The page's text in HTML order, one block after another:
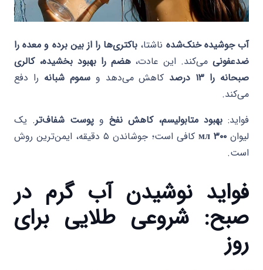
آب جوشیده خنک‌شده ناشتا، باکتری‌ها را از بین برده و معده را
ضدعفونی می‌کند. این عادت،هضم را بهبود بخشیده، کالری
صبحانه را ۱۳ درصد
کاهش می‌دهد وسموم شبانه را دفع
می‌کند.
فواید: بهبود متابولیسم، کاهش نفخ و پوست شفاف‌تر. یک
لیوان۳۰۰ мл
کافی است؛ جوشاندن ۵ دقیقه، ایمن‌ترین روش
است.
فواید نوشیدن آب گرم در
صبح: شروعی طلایی برای
روز